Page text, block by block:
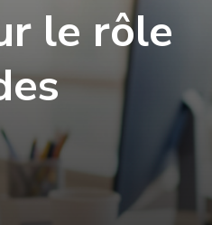
le rôle